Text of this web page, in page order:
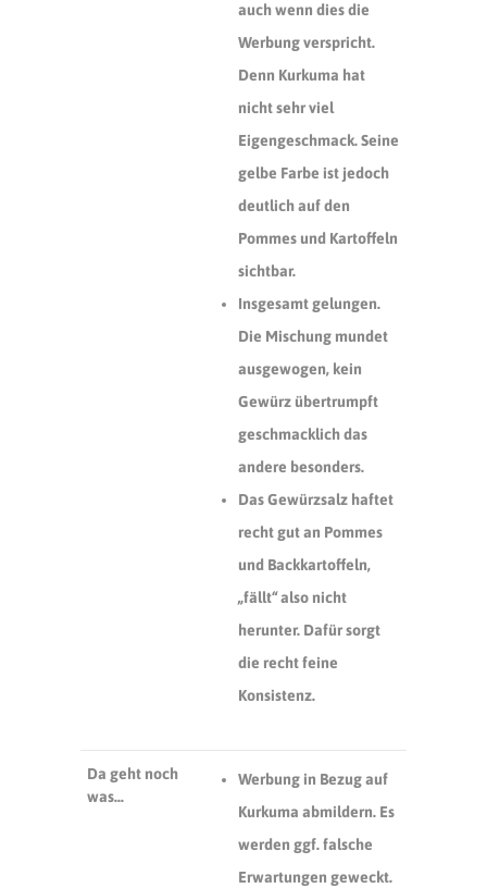
auch wenn dies die
Werbung verspricht.
Denn Kurkuma hat
nicht sehr viel
Eigengeschmack. Seine
gelbe Farbe ist jedoch
deutlich auf den
Pommes und Kartoffeln
sichtbar.
Insgesamt gelungen.
Die Mischung mundet
ausgewogen, kein
Gewürz übertrumpft
geschmacklich das
andere besonders.
Das Gewürzsalz haftet
recht gut an Pommes
und Backkartoffeln,
„fällt“ also nicht
herunter. Dafür sorgt
die recht feine
Konsistenz.
Da geht noch
was…
Werbung in Bezug auf
Kurkuma abmildern. Es
werden ggf. falsche
Erwartungen geweckt.